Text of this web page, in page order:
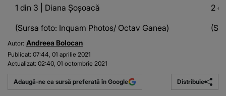
1 din 3 | Diana Șoșoacă
(Sursa foto: Inquam Photos/ Octav Ganea)
2
Autor: Andreea Bolocan
Publicat: 07:44, 01 aprilie 2021
Actualizat: 02:40, 01 octombrie 2021
Adaugă-ne ca sursă preferată în Google Distribuie